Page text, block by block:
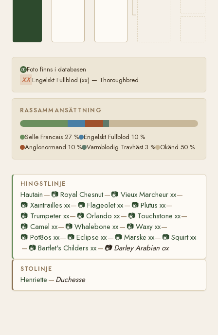
Foto finns i databasen
XX Engelskt Fullblod (xx) — Thoroughbred
RASSAMMANSÄTTNING
Selle Francais 27 % Engelskt Fullblod 10 %
Anglonormand 10 % Varmblodig Travhäst 3 % Okänd 50 %
HINGSTLINJE
Hautain — 📷Royal Chesnut—📷 Vieux Marcheur xx—
📷 Xaintrailles xx— 📷Flageolet xx— 📷 Plutus xx—
📷 Trumpeter xx— 📷Orlando xx— 📷 Touchstone xx—
📷 Camel xx— 📷Whalebone xx— 📷 Waxy xx—
📷 Pot8os xx— 📷Eclipse xx— 📷 Marske xx— 📷 Squirt xx
— 📷Bartlet's Childers xx—📷 Darley Arabian ox
STOLINJE
Henriette — Duchesse